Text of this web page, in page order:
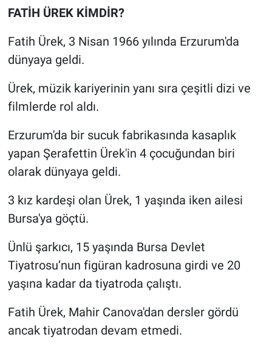
FATİH ÜREK KİMDİR?
Fatih Ürek, 3 Nisan 1966 yılında Erzurum'da
dünyaya geldi.
Ürek, müzik kariyerinin yanı sıra çeşitli dizi ve
filmlerde rol aldı.
Erzurum'da bir sucuk fabrikasında kasaplık
yapan Şerafettin Ürek'in 4 çocuğundan biri
olarak dünyaya geldi.
3 kız kardeşi olan Ürek, 1 yaşında iken ailesi
Bursa'ya göçtü.
Ünlü şarkıcı, 15 yaşında Bursa Devlet
Tiyatrosu’nun figüran kadrosuna girdi ve 20
yaşına kadar da tiyatroda çalıştı.
Fatih Ürek, Mahir Canova'dan dersler gördü
ancak tiyatrodan devam etmedi.